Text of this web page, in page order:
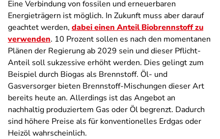
Eine Verbindung von fossilen und erneuerbaren
Energieträgern ist möglich. In Zukunft muss aber darauf
geachtet werden, dabei einen Anteil Biobrennstoff zu
verwenden. 10 Prozent sollen es nach den momentanen
Plänen der Regierung ab 2029 sein und dieser Pflicht-
Anteil soll sukzessive erhöht werden. Dies gelingt zum
Beispiel durch Biogas als Brennstoff. Öl- und
Gasversorger bieten Brennstoff-Mischungen dieser Art
bereits heute an. Allerdings ist das Angebot an
nachhaltig produziertem Gas oder Öl begrenzt. Dadurch
sind höhere Preise als für konventionelles Erdgas oder
Heizöl wahrscheinlich.